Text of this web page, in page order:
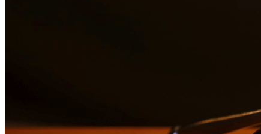
Los cargos por drogas pueden resultar en penas graves que
de drogas y trabajan para proteger sus derechos. Manejamos
Además de servir a Victoria, proporcionamos servicios legales a